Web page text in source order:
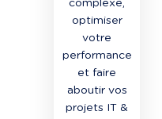
complexe,
optimiser
votre
performance
et faire
aboutir vos
projets IT &